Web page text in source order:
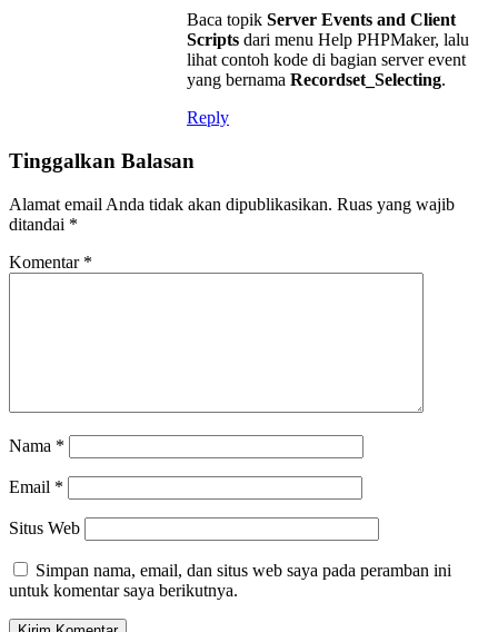
Baca topik Server Events and Client
Scripts dari menu Help PHPMaker, lalu
lihat contoh kode di bagian server event
yang bernama Recordset_Selecting.
Reply
Tinggalkan Balasan
Alamat email Anda tidak akan dipublikasikan. Ruas yang wajib
ditandai *
Komentar *
Nama *
Email *
Situs Web
Simpan nama, email, dan situs web saya pada peramban ini
untuk komentar saya berikutnya.